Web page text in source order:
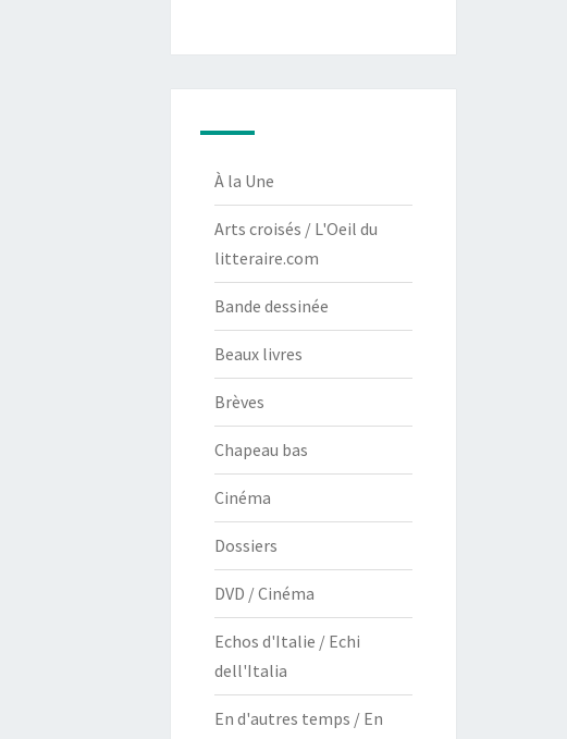
À la Une
Arts croisés / L'Oeil du
litteraire.com
Bande dessinée
Beaux livres
Brèves
Chapeau bas
Cinéma
Dossiers
DVD / Cinéma
Echos d'Italie / Echi
dell'Italia
En d'autres temps / En